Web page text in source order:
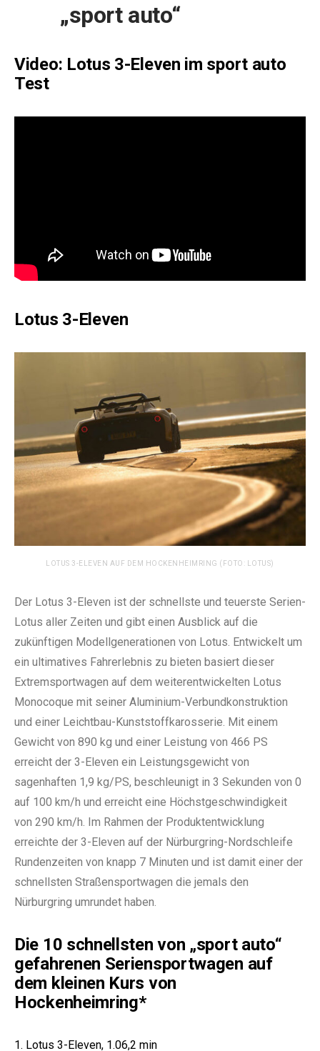
„sport auto“
Video: Lotus 3-Eleven im sport auto
Test
Lotus 3-Eleven
LOTUS 3-ELEVEN AUF DEM HOCKENHEIMRING (FOTO: LOTUS)
Der Lotus 3-Eleven ist der schnellste und teuerste Serien-
Lotus aller Zeiten und gibt einen Ausblick auf die
zukünftigen Modellgenerationen von Lotus. Entwickelt um
ein ultimatives Fahrerlebnis zu bieten basiert dieser
Extremsportwagen auf dem weiterentwickelten Lotus
Monocoque mit seiner Aluminium-Verbundkonstruktion
und einer Leichtbau-Kunststoffkarosserie. Mit einem
Gewicht von 890 kg und einer Leistung von 466 PS
erreicht der 3-Eleven ein Leistungsgewicht von
sagenhaften 1,9 kg/PS, beschleunigt in 3 Sekunden von 0
auf 100 km/h und erreicht eine Höchstgeschwindigkeit
von 290 km/h. Im Rahmen der Produktentwicklung
erreichte der 3-Eleven auf der Nürburgring-Nordschleife
Rundenzeiten von knapp 7 Minuten und ist damit einer der
schnellsten Straßensportwagen die jemals den
Nürburgring umrundet haben.
Die 10 schnellsten von „sport auto“
gefahrenen Seriensportwagen auf
dem kleinen Kurs von
Hockenheimring*
1. Lotus 3-Eleven, 1.06,2 min